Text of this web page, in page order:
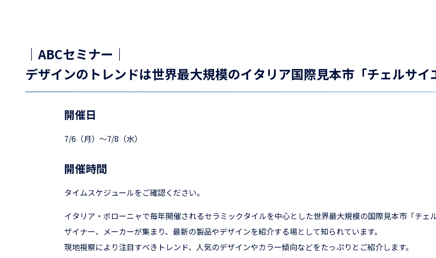
｜ABCセミナー｜
デザインのトレンドは世界最大規模のイタリア国際見本市「チェルサイ
開催日
7/6（月）～7/8（水）
開催時間
タイムスケジュールをご確認ください。
イタリア・ボローニャで毎年開催されるセラミックタイルを中心とした世界最大規模の国際見本市「チ
ザイナー、メーカーが集まり、最新の製品やデザインを紹介する場として知られています。
現地視察により注目すべきトレンド、人気のデザインやカラー傾向などをたっぷりとご紹介します。